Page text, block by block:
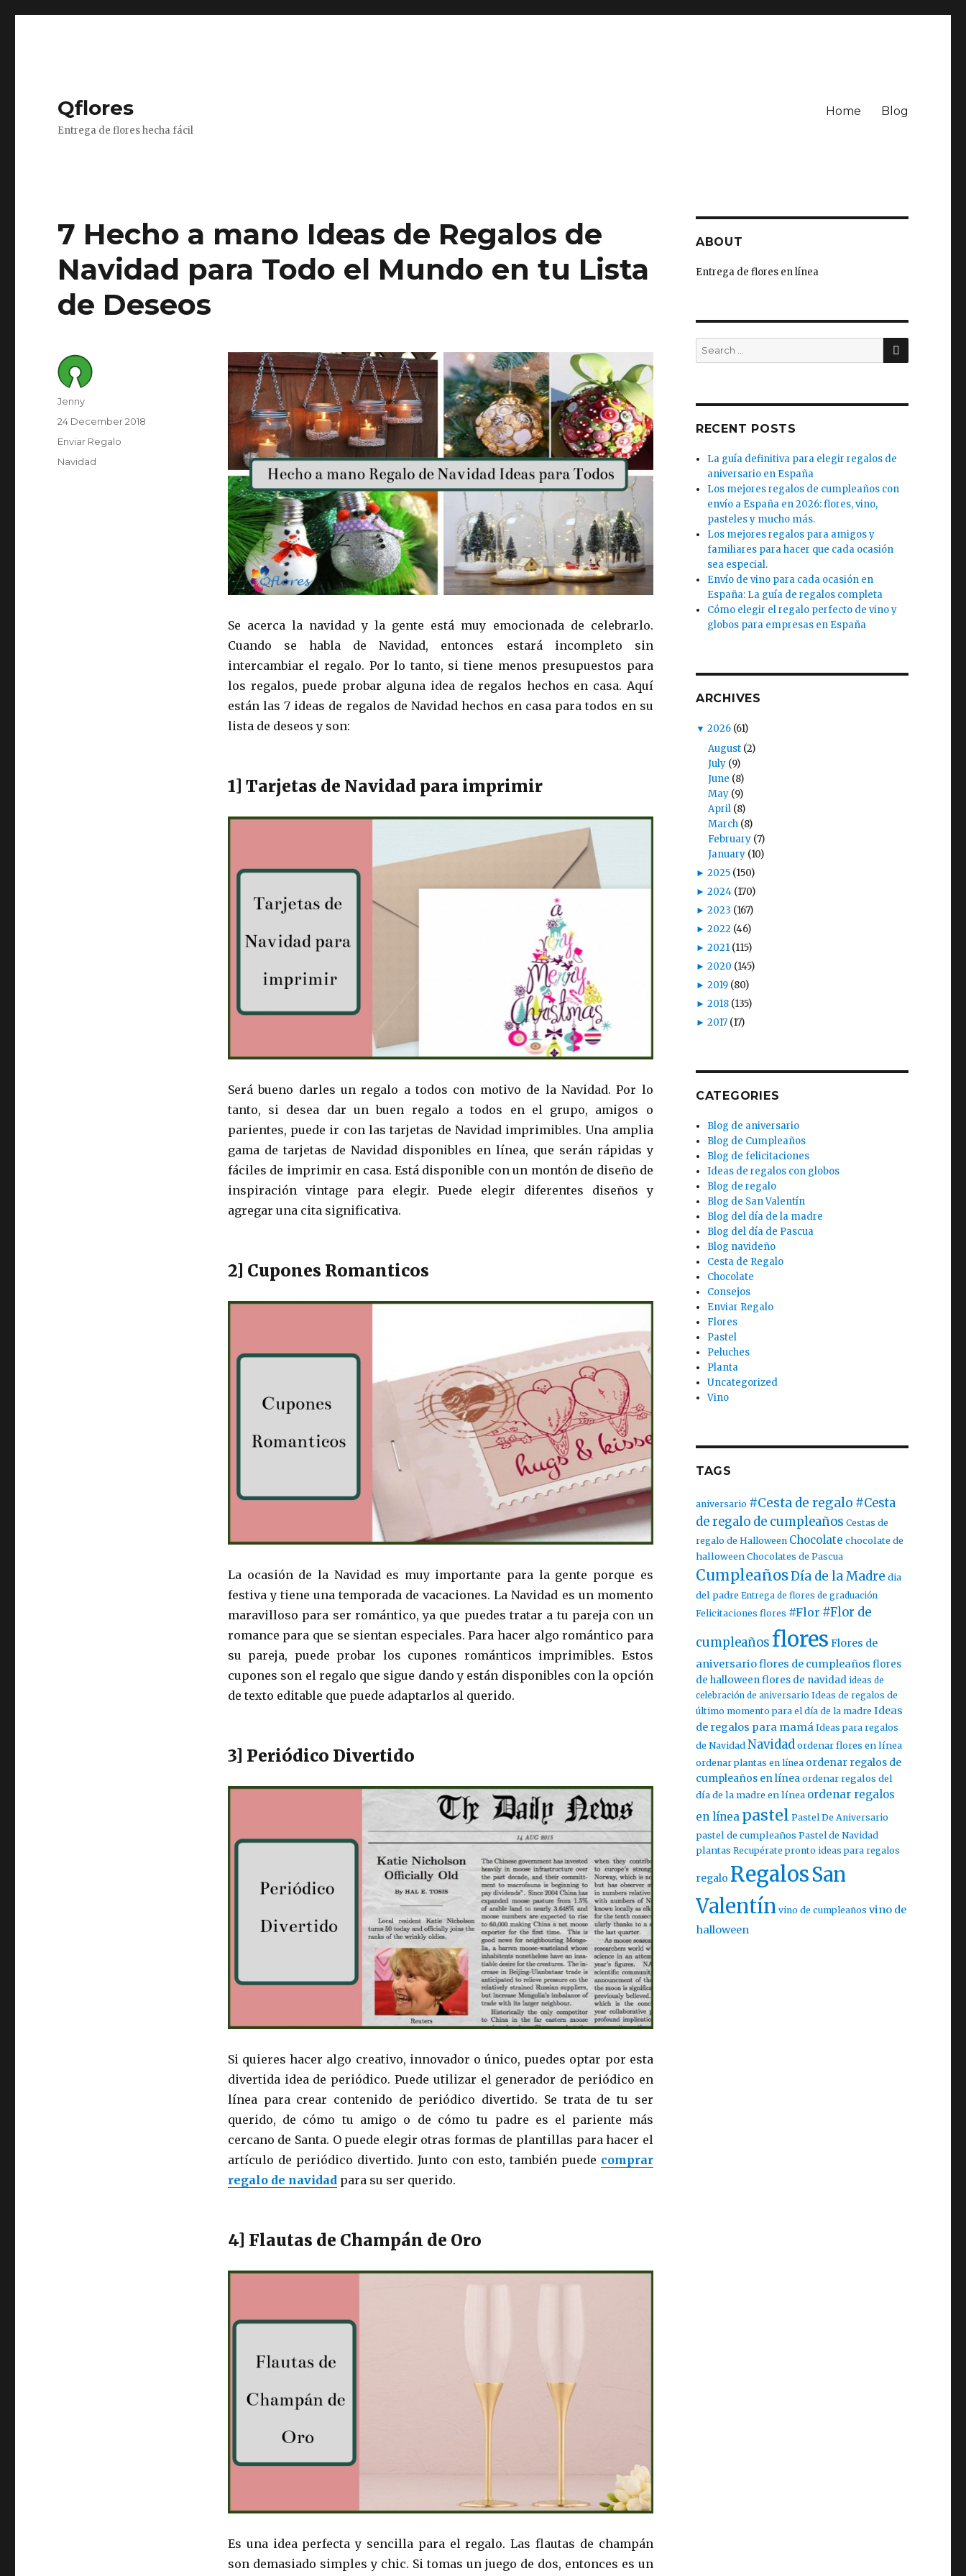
Qflores
Entrega de flores hecha fácil
Home Blog
7 Hecho a mano Ideas de Regalos de
Navidad para Todo el Mundo en tu Lista
de Deseos
Se acerca la navidad y la gente está muy emocionada de celebrarlo.
Cuando se habla de Navidad, entonces estará incompleto sin
intercambiar el regalo. Por lo tanto, si tiene menos presupuestos para
los regalos, puede probar alguna idea de regalos hechos en casa. Aquí
están las 7 ideas de regalos de Navidad hechos en casa para todos en su
lista de deseos y son:
1] Tarjetas de Navidad para imprimir
Será bueno darles un regalo a todos con motivo de la Navidad. Por lo
tanto, si desea dar un buen regalo a todos en el grupo, amigos o
parientes, puede ir con las tarjetas de Navidad imprimibles. Una amplia
gama de tarjetas de Navidad disponibles en línea, que serán rápidas y
fáciles de imprimir en casa. Está disponible con un montón de diseño de
inspiración vintage para elegir. Puede elegir diferentes diseños y
agregar una cita significativa.
2] Cupones Romanticos
La ocasión de la Navidad es muy importante para la gente porque es
festiva y tiene una temporada de vacaciones. La Navidad es un momento
maravilloso para ser romántico, ya que puedes tratar a tu pareja con un
romance para que se sientan especiales. Para hacer algo romántico para
su pareja, puede probar los cupones románticos imprimibles. Estos
cupones son el regalo que sigue dando y están disponibles con la opción
de texto editable que puede adaptarlos al querido.
3] Periódico Divertido
Si quieres hacer algo creativo, innovador o único, puedes optar por esta
divertida idea de periódico. Puede utilizar el generador de periódico en
línea para crear contenido de periódico divertido. Se trata de tu ser
querido, de cómo tu amigo o de cómo tu padre es el pariente más
cercano de Santa. O puede elegir otras formas de plantillas para hacer el
artículo de periódico divertido. Junto con esto, también puede comprar
regalo de navidad para su ser querido.
4] Flautas de Champán de Oro
Es una idea perfecta y sencilla para el regalo. Las flautas de champán
son demasiado simples y chic. Si tomas un juego de dos, entonces es un
Author
Jenny
Posted
on
24 December 2018
Category
Enviar Regalo
Tags
Navidad
ABOUT
Entrega de flores en línea
Search
for:
SEARCH
RECENT POSTS
La guía definitiva para elegir regalos de
aniversario en España
Los mejores regalos de cumpleaños con
envío a España en 2026: flores, vino,
pasteles y mucho más.
Los mejores regalos para amigos y
familiares para hacer que cada ocasión
sea especial.
Envío de vino para cada ocasión en
España: La guía de regalos completa
Cómo elegir el regalo perfecto de vino y
globos para empresas en España
ARCHIVES
▼ 2026 (61)
August (2)
July (9)
June (8)
May (9)
April (8)
March (8)
February (7)
January (10)
► 2025 (150)
► 2024 (170)
► 2023 (167)
► 2022 (46)
► 2021 (115)
► 2020 (145)
► 2019 (80)
► 2018 (135)
► 2017 (17)
CATEGORIES
Blog de aniversario
Blog de Cumpleaños
Blog de felicitaciones
Ideas de regalos con globos
Blog de regalo
Blog de San Valentín
Blog del día de la madre
Blog del día de Pascua
Blog navideño
Cesta de Regalo
Chocolate
Consejos
Enviar Regalo
Flores
Pastel
Peluches
Planta
Uncategorized
Vino
TAGS
aniversario #Cesta de regalo #Cesta
de regalo de cumpleaños Cestas de
regalo de Halloween Chocolate chocolate de
halloween Chocolates de Pascua
CumpleañosDía de la Madre dia
del padre Entrega de flores de graduación
Felicitaciones flores #Flor #Flor de
cumpleañosflores Flores de
aniversarioflores de cumpleaños flores
de halloweenflores de navidad ideas de
celebración de aniversario Ideas de regalos de
último momento para el día de la madre Ideas
de regalos para mamá Ideas para regalos
de Navidad Navidadordenar flores en línea
ordenar plantas en línea ordenar regalos de
cumpleaños en línea ordenar regalos del
día de la madre en línea ordenar regalos
en línea pastel Pastel De Aniversario
pastel de cumpleaños Pastel de Navidad
plantas Recupérate pronto ideas para regalos
regalo RegalosSan
Valentín vino de cumpleaños vino de
halloween